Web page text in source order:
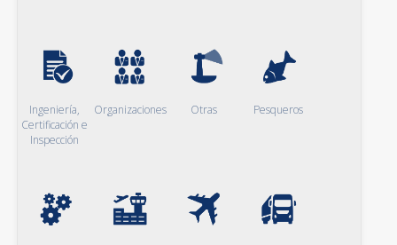
Ingeniería,
Certificación e
Inspección
Organizaciones Otras Pesqueros